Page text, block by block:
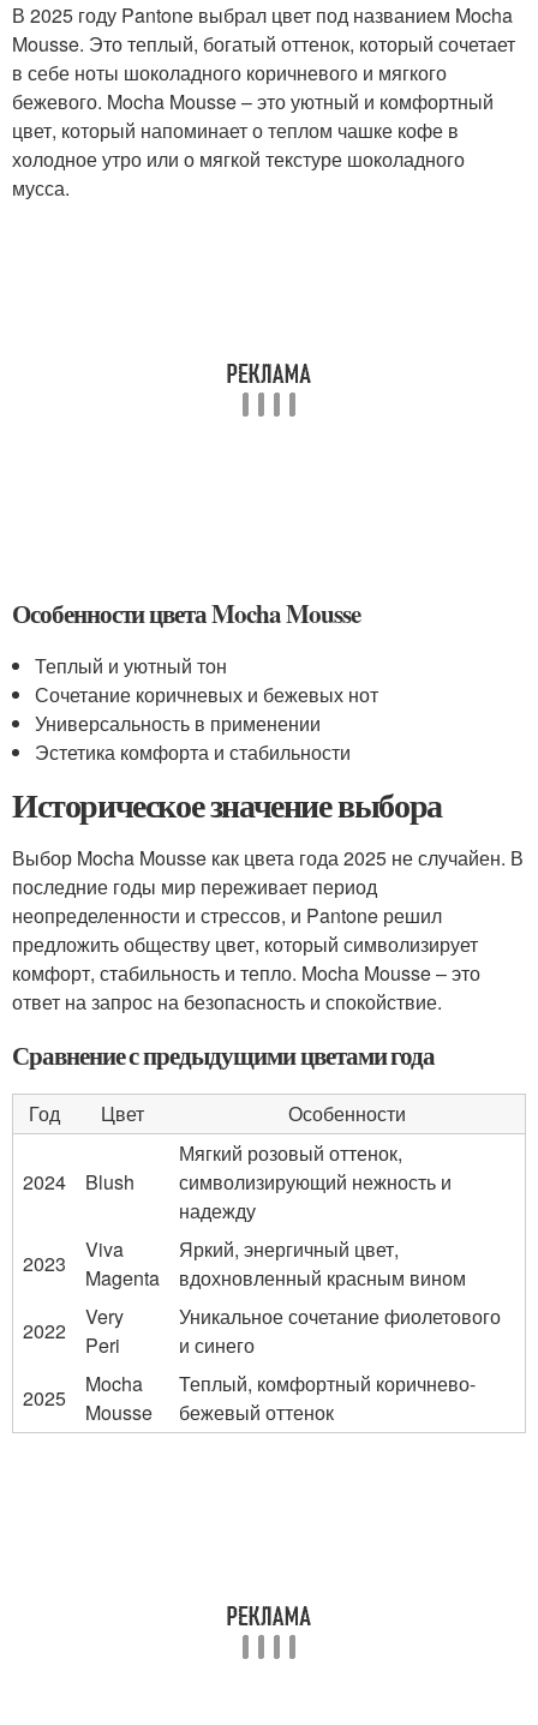
В 2025 году Pantone выбрал цвет под названием Mocha
Mousse. Это теплый, богатый оттенок, который сочетает
в себе ноты шоколадного коричневого и мягкого
бежевого. Mocha Mousse – это уютный и комфортный
цвет, который напоминает о теплом чашке кофе в
холодное утро или о мягкой текстуре шоколадного
мусса.
Особенности цвета Mocha Mousse
Теплый и уютный тон
Сочетание коричневых и бежевых нот
Универсальность в применении
Эстетика комфорта и стабильности
Историческое значение выбора
Выбор Mocha Mousse как цвета года 2025 не случайен. В
последние годы мир переживает период
неопределенности и стрессов, и Pantone решил
предложить обществу цвет, который символизирует
комфорт, стабильность и тепло. Mocha Mousse – это
ответ на запрос на безопасность и спокойствие.
Сравнение с предыдущими цветами года
Год Цвет Особенности
2024 Blush
Мягкий розовый оттенок,
символизирующий нежность и
надежду
2023
Viva
Magenta
Яркий, энергичный цвет,
вдохновленный красным вином
2022
Very
Peri
Уникальное сочетание фиолетового
и синего
2025
Mocha
Mousse
Теплый, комфортный коричнево-
бежевый оттенок